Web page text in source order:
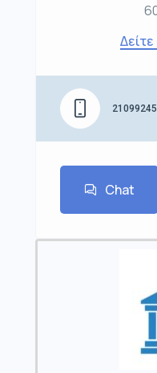
Δείτε
Chat